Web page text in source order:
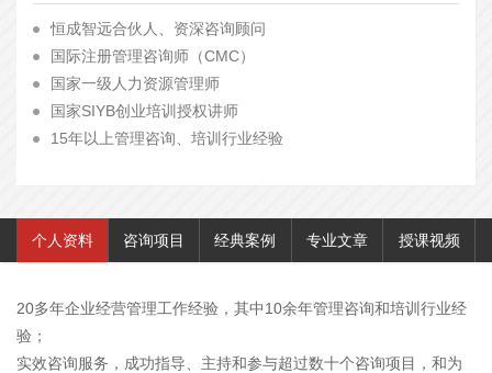
恒成智远合伙人、资深咨询顾问
国际注册管理咨询师（CMC）
国家一级人力资源管理师
国家SIYB创业培训授权讲师
15年以上管理咨询、培训行业经验
个人资料 咨询项目 经典案例 专业文章 授课视频
20多年企业经营管理工作经验，其中10余年管理咨询和培训行业经
验；
实效咨询服务，成功指导、主持和参与超过数十个咨询项目，和为